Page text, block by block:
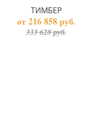
ТИМБЕР
от 216 858 руб.
333 628 руб.